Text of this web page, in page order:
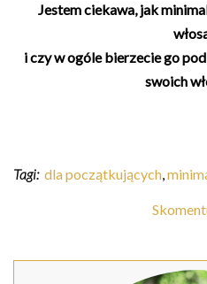
Jestem ciekawa, jak
i czy w ogóle bierzecie go
swoich
Tagi: dla początkujących,